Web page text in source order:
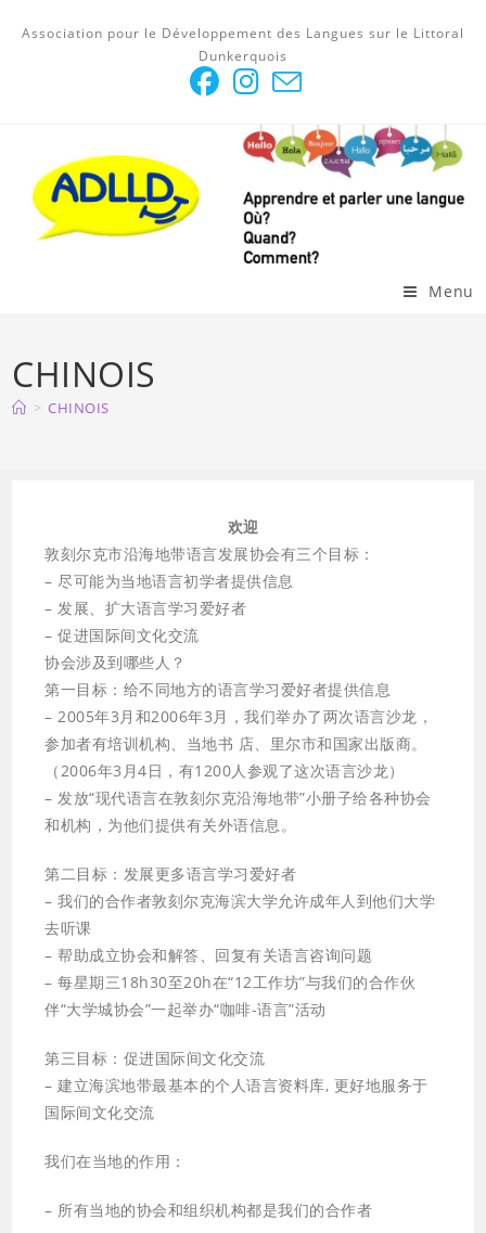
Association pour le Développement des Langues sur le Littoral
Dunkerquois
Menu
CHINOIS
> CHINOIS
欢迎
敦刻尔克市沿海地带语言发展协会有三个目标：
– 尽可能为当地语言初学者提供信息
– 发展、扩大语言学习爱好者
– 促进国际间文化交流
协会涉及到哪些人？
第一目标：给不同地方的语言学习爱好者提供信息
– 2005年3月和2006年3月，我们举办了两次语言沙龙，
参加者有培训机构、当地书 店、里尔市和国家出版商。
（2006年3月4日，有1200人参观了这次语言沙龙）
– 发放“现代语言在敦刻尔克沿海地带”小册子给各种协会
和机构，为他们提供有关外语信息。
第二目标：发展更多语言学习爱好者
– 我们的合作者敦刻尔克海滨大学允许成年人到他们大学
去听课
– 帮助成立协会和解答、回复有关语言咨询问题
– 每星期三18h30至20h在“12工作坊”与我们的合作伙
伴“大学城协会”一起举办“咖啡-语言”活动
第三目标：促进国际间文化交流
– 建立海滨地带最基本的个人语言资料库, 更好地服务于
国际间文化交流
我们在当地的作用：
– 所有当地的协会和组织机构都是我们的合作者